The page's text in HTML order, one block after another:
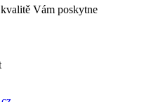
Vám poskytne